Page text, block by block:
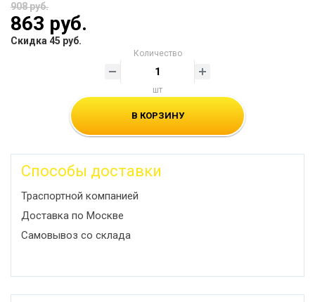
908 руб.
863 руб.
Скидка 45 руб.
Количество
шт
В КОРЗИНУ
Способы доставки
Траспортной компанией
Доставка по Москве
Самовывоз со склада